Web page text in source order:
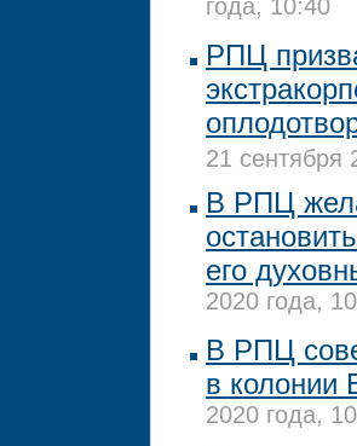
года, 10:40
РПЦ
21 сентября
В РПЦ
его
2020 года,
В РПЦ
в колонии
2020 года,